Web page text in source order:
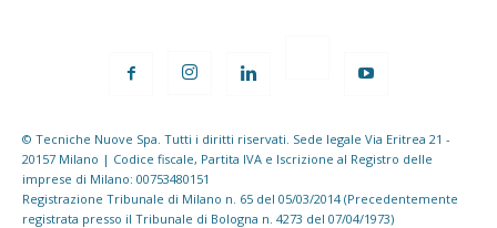
© Tecniche Nuove Spa. Tutti i diritti riservati. Sede legale Via Eritrea 21 -
20157 Milano | Codice fiscale, Partita IVA e Iscrizione al Registro delle
imprese di Milano: 00753480151
Registrazione Tribunale di Milano n. 65 del 05/03/2014 (Precedentemente
registrata presso il Tribunale di Bologna n. 4273 del 07/04/1973)